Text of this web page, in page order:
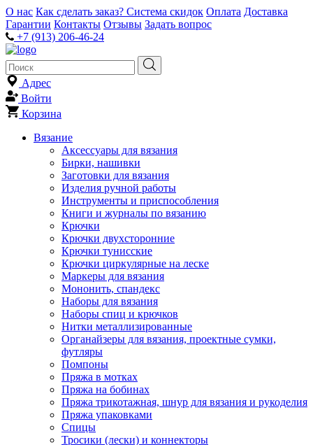
О нас Как сделать заказ? Система скидок Оплата Доставка
Гарантии Контакты Отзывы Задать вопрос
+7 (913) 206-46-24
Адрес
Войти
Корзина
Вязание
Аксессуары для вязания
Бирки, нашивки
Заготовки для вязания
Изделия ручной работы
Инструменты и приспособления
Книги и журналы по вязанию
Крючки
Крючки двухсторонние
Крючки тунисские
Крючки циркулярные на леске
Маркеры для вязания
Мононить, спандекс
Наборы для вязания
Наборы спиц и крючков
Нитки металлизированные
Органайзеры для вязания, проектные сумки,
футляры
Помпоны
Пряжа в мотках
Пряжа на бобинах
Пряжа трикотажная, шнур для вязания и рукоделия
Пряжа упаковками
Спицы
Тросики (лески) и коннекторы